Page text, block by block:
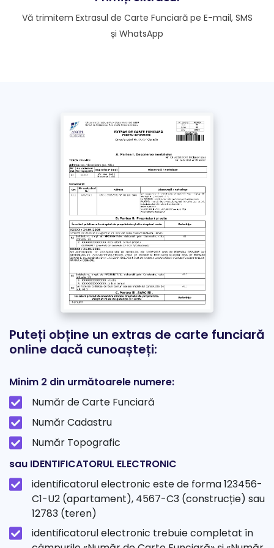
Doresc extrasul și pe WhatsApp
Fără această opțiune, extrasul se trimite doar pe e-
Condițiile
acestui site. Împuternicesc un
reprezentant Extras-carte-funciara.ro să solicite
/ OCPI
Plăteștecu Cardul >69Lei+ TVA
Plătește prinbancă>69Lei+ TVA
Vă trimitem Extrasul de Carte Funciară pe E-mail, SMS
și WhatsApp
Puteți obține un extras de carte funciară
online dacă cunoașteți:
Minim 2 din următoarele numere:
Număr de Carte Funciară
Număr Cadastru
Număr Topografic
sau IDENTIFICATORUL ELECTRONIC
identificatorul electronic este de forma 123456-
C1-U2 (apartament), 4567-C3 (construcție) sau
12783 (teren)
identificatorul electronic trebuie completat în